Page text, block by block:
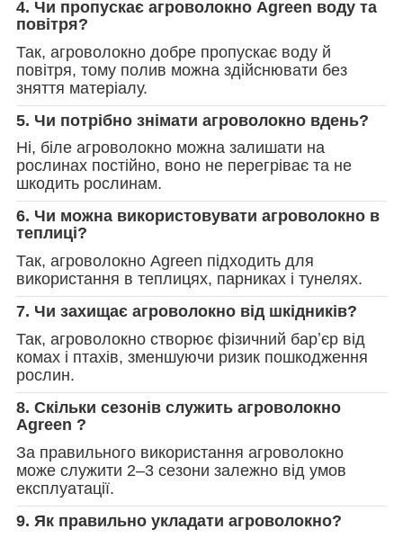
4. Чи пропускає агроволокно Agreen воду та
повітря?
Так, агроволокно добре пропускає воду й
повітря, тому полив можна здійснювати без
зняття матеріалу.
5. Чи потрібно знімати агроволокно вдень?
Ні, біле агроволокно можна залишати на
рослинах постійно, воно не перегріває та не
шкодить рослинам.
6. Чи можна використовувати агроволокно в
теплиці?
Так, агроволокно Agreen підходить для
використання в теплицях, парниках і тунелях.
7. Чи захищає агроволокно від шкідників?
Так, агроволокно створює фізичний барʼєр від
комах і птахів, зменшуючи ризик пошкодження
рослин.
8. Скільки сезонів служить агроволокно
Agreen ?
За правильного використання агроволокно
може служити 2–3 сезони залежно від умов
експлуатації.
9. Як правильно укладати агроволокно?